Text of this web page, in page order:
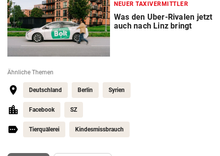
NEUER TAXIVERMITTLER
Was den Uber-Rivalen jetzt
auch nach Linz bringt
Ähnliche Themen
Deutschland Berlin Syrien
Facebook SZ
Tierquälerei Kindesmissbrauch